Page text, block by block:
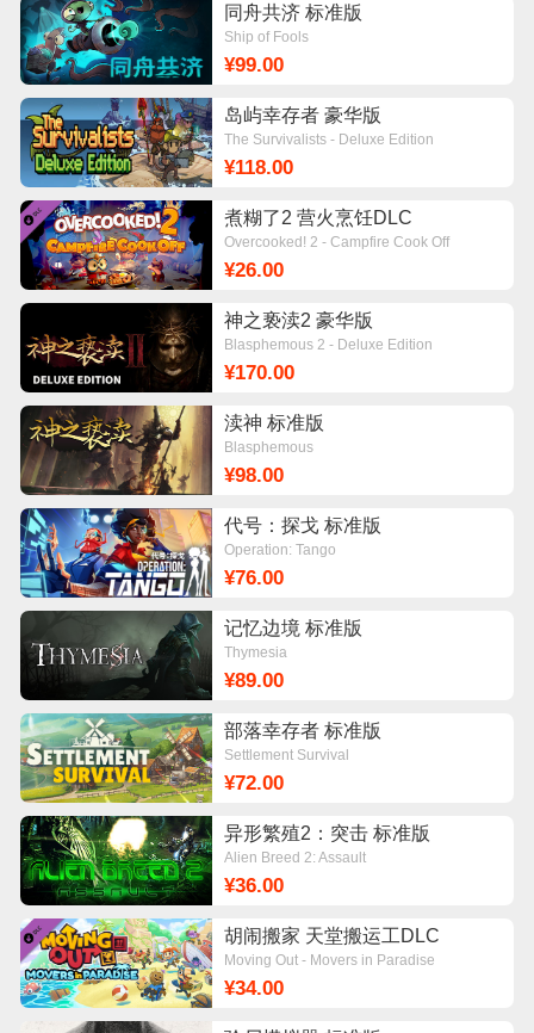
同舟共济 标准版
Ship of Fools
¥99.00
岛屿幸存者 豪华版
The Survivalists - Deluxe Edition
¥118.00
煮糊了2 营火烹饪DLC
Overcooked! 2 - Campfire Cook Off
¥26.00
神之亵渎2 豪华版
Blasphemous 2 - Deluxe Edition
¥170.00
渎神 标准版
Blasphemous
¥98.00
代号：探戈 标准版
Operation: Tango
¥76.00
记忆边境 标准版
Thymesia
¥89.00
部落幸存者 标准版
Settlement Survival
¥72.00
异形繁殖2：突击 标准版
Alien Breed 2: Assault
¥36.00
胡闹搬家 天堂搬运工DLC
Moving Out - Movers in Paradise
¥34.00